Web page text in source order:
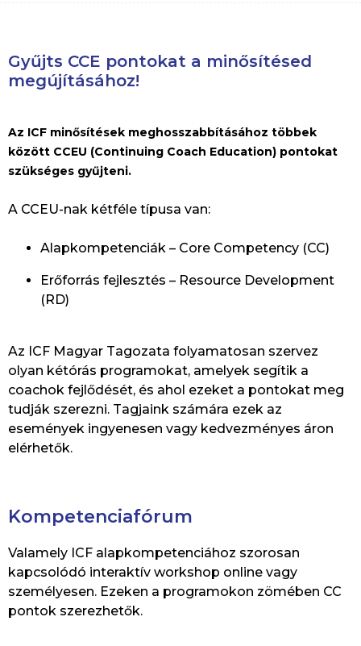
Gyűjts CCE pontokat a minősítésed
megújításához!
Az ICF minősítések meghosszabbításához többek
között CCEU (Continuing Coach Education) pontokat
szükséges gyűjteni.
A CCEU-nak kétféle típusa van:
Alapkompetenciák – Core Competency (CC)
Erőforrás fejlesztés – Resource Development
(RD)
Az ICF Magyar Tagozata folyamatosan szervez
olyan kétórás programokat, amelyek segítik a
coachok fejlődését, és ahol ezeket a pontokat meg
tudják szerezni. Tagjaink számára ezek az
események ingyenesen vagy kedvezményes áron
elérhetők.
Kompetenciafórum
Valamely ICF alapkompetenciához szorosan
kapcsolódó interaktív workshop online vagy
személyesen. Ezeken a programokon zömében CC
pontok szerezhetők.